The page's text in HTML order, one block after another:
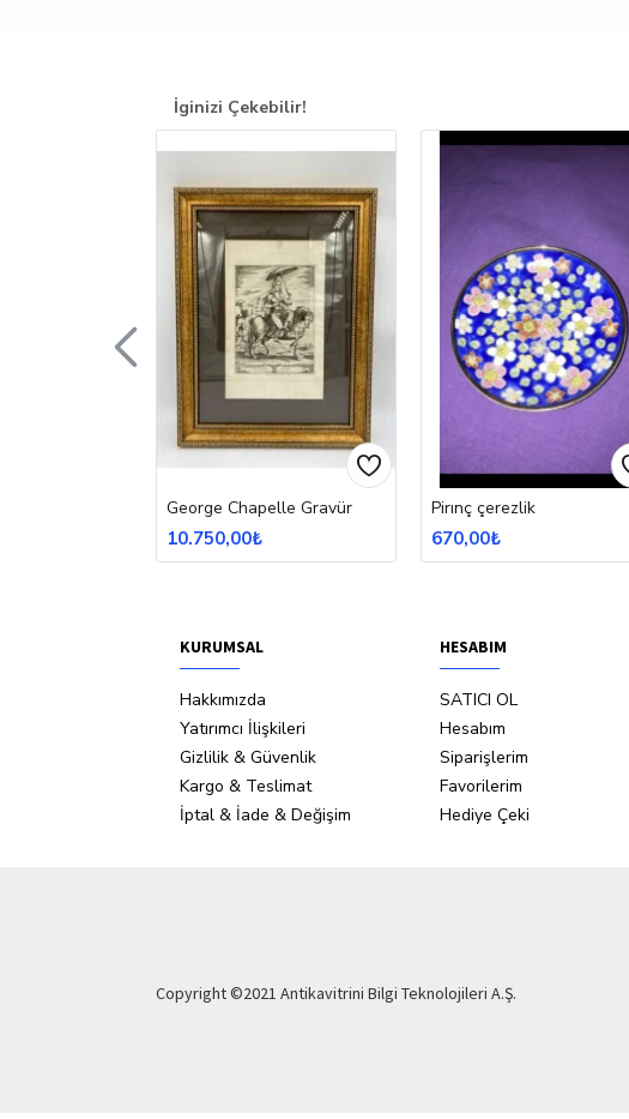
İginizi Çekebilir!
George Chapelle Gravür
10.750,00₺
Pirınç çerezlik
670,00₺
KURUMSAL
Hakkımızda
Yatırımcı İlişkileri
Gizlilik & Güvenlik
Kargo & Teslimat
İptal & İade & Değişim
HESABIM
SATICI OL
Hesabım
Siparişlerim
Favorilerim
Hediye Çeki
Copyright ©2021 Antikavitrini Bilgi Teknolojileri A.Ş.